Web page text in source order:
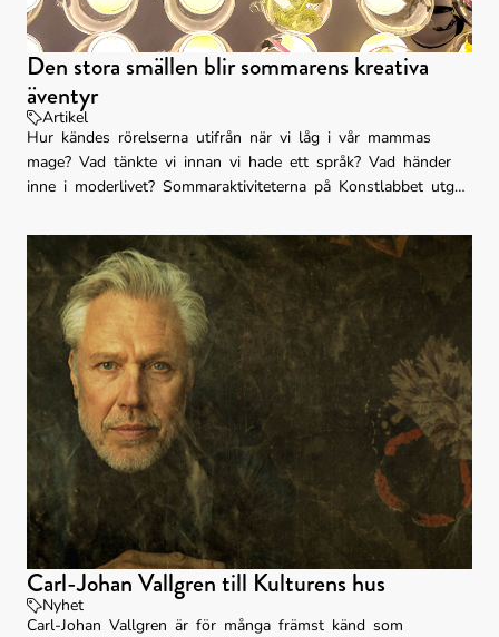
Den stora smällen blir sommarens kreativa
äventyr
Artikel
Hur kändes rörelserna utifrån när vi låg i vår mammas
mage? Vad tänkte vi innan vi hade ett språk? Vad händer
inne i moderlivet? Sommaraktiviteterna på Konstlabbet utgår
workshops får deltagarna bland annat utforska graviditet,
förändring och födelse.
Carl-Johan Vallgren till Kulturens hus
Nyhet
Carl-Johan Vallgren är för många främst känd som